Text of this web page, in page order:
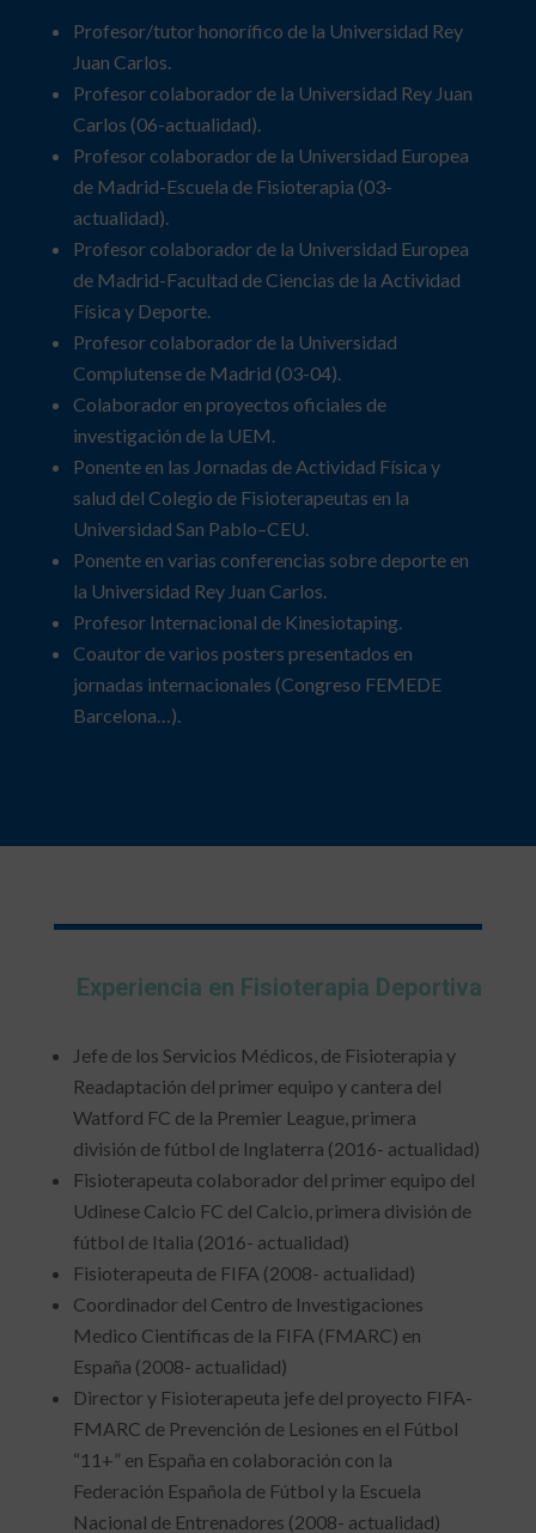
Profesor/tutor honorífico de la Universidad Rey
Juan Carlos.
Profesor colaborador de la Universidad Rey Juan
Carlos (06-actualidad).
Profesor colaborador de la Universidad Europea
de Madrid-Escuela de Fisioterapia (03-
actualidad).
Profesor colaborador de la Universidad Europea
de Madrid-Facultad de Ciencias de la Actividad
Física y Deporte.
Profesor colaborador de la Universidad
Complutense de Madrid (03-04).
Colaborador en proyectos oficiales de
investigación de la UEM.
Ponente en las Jornadas de Actividad Física y
salud del Colegio de Fisioterapeutas en la
Universidad San Pablo–CEU.
Ponente en varias conferencias sobre deporte en
la Universidad Rey Juan Carlos.
Profesor Internacional de Kinesiotaping.
Coautor de varios posters presentados en
jornadas internacionales (Congreso FEMEDE
Barcelona…).
Experiencia en Fisioterapia Deportiva
Jefe de los Servicios Médicos, de Fisioterapia y
Readaptación del primer equipo y cantera del
Watford FC de la Premier League, primera
división de fútbol de Inglaterra (2016- actualidad)
Fisioterapeuta colaborador del primer equipo del
Udinese Calcio FC del Calcio, primera división de
fútbol de Italia (2016- actualidad)
Fisioterapeuta de FIFA (2008- actualidad)
Coordinador del Centro de Investigaciones
Medico Científicas de la FIFA (FMARC) en
España (2008- actualidad)
Director y Fisioterapeuta jefe del proyecto FIFA-
FMARC de Prevención de Lesiones en el Fútbol
“11+” en España en colaboración con la
Federación Española de Fútbol y la Escuela
Nacional de Entrenadores (2008- actualidad)